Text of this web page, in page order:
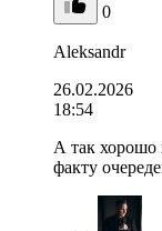
0
Aleksandr
26.02.2026
18:54
А так хорошо
факту